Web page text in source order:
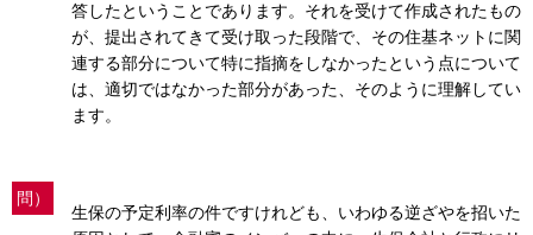
答したということであります。それを受けて作成されたもの
が、提出されてきて受け取った段階で、その住基ネットに関
連する部分について特に指摘をしなかったという点について
は、適切ではなかった部分があった、そのように理解してい
ます。
問）
生保の予定利率の件ですけれども、いわゆる逆ざやを招いた